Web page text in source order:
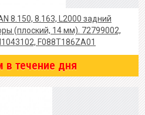
8.150, 8.163, L2000 задний
(плоский, 14 мм). 72799002,
F088T186ZA01
в течение дня